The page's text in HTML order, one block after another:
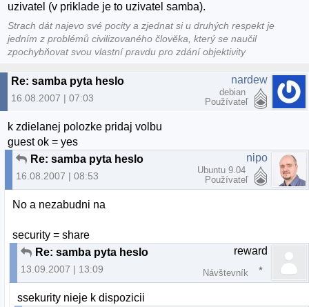
uzivatel (v priklade je to uzivatel samba).
Strach dát najevo své pocity a zjednat si u druhých respekt je
jedním z problémů civilizovaného člověka, který se naučil
zpochybňovat svou vlastní pravdu pro zdání objektivity
Re: samba pyta heslo
16.08.2007 | 07:03
nardew
debian
Používateľ
k zdielanej polozke pridaj volbu
guest ok = yes
Re: samba pyta heslo
16.08.2007 | 08:53
nipo
Ubuntu 9.04
Používateľ
No a nezabudni na
security = share
Re: samba pyta heslo
13.09.2007 | 13:09
reward
Návštevník
ssekurity nieje k dispozicii